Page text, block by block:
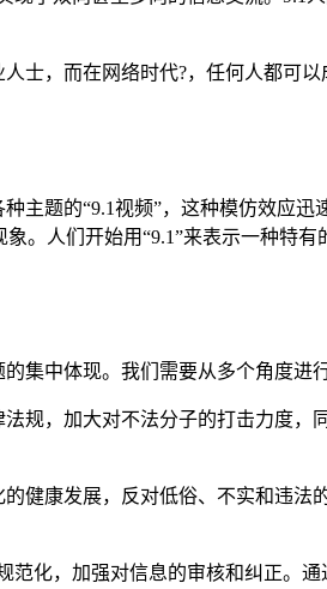
士，而在网络时代?，任何人都可
主题的“9.1视频”，这种模仿效应
。人们开始用“9.1”来表示一种特
集中体现。我们需要从多个角度进
规，加大对不法分子的打击力度
健康发展，反对低俗、不实和违法
化，加强对信息的审核和纠正。